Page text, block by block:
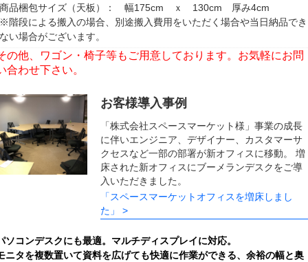
品梱包サイズ（天板）： 幅175cm ｘ 130cm 厚み4cm
階段による搬入の場合、別途搬入費用をいただく場合や当日納品でき
い場合がございます。
の他、ワゴン・椅子等もご用意しております。お気軽にお問
合わせ下さい。
お客様導入事例
「株式会社スペースマーケット様」事業の成長
に伴いエンジニア、デザイナー、カスタマーサ
クセスなど一部の部署が新オフィスに移動。 増
床された新オフィスにブーメランデスクをご導
入いただきました。
「スペースマーケットオフィスを増床しまし
た」 >
ソコンデスクにも最適。マルチディスプレイに対応。
ニタを複数置いて資料を広げても快適に作業ができる、余裕の幅と奥